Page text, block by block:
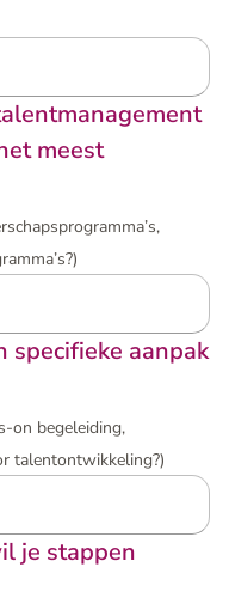
meest
specifieke aanpak
on begeleiding,
talentontwikkeling?)
je stappen